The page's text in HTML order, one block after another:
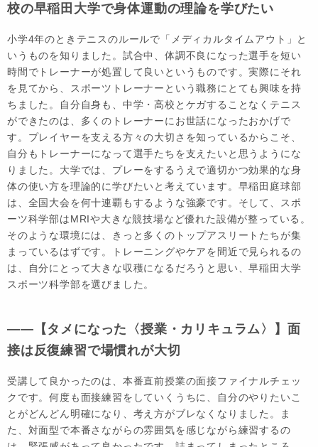
校の早稲田大学で身体運動の理論を学びたい
小学4年のときテニスのルールで「メディカルタイムアウト」と
いうものを知りました。試合中、体調不良になった選手を短い
時間でトレーナーが処置して良いというものです。実際にそれ
を見てから、スポーツトレーナーという職務にとても興味を持
ちました。自分自身も、中学・高校とケガすることなくテニス
ができたのは、多くのトレーナーにお世話になったおかげで
す。プレイヤーを支える方々の大切さを知っているからこそ、
自分もトレーナーになって選手たちを支えたいと思うようにな
りました。大学では、プレーをするうえで適切かつ効果的な身
体の使い方を理論的に学びたいと考えています。早稲田庭球部
は、全国大会を何十連覇もするような強豪です。そして、スポ
ーツ科学部はMRIや大きな競技場など優れた設備が整っている。
そのような環境には、きっと多くのトップアスリートたちが集
まっているはずです。トレーニングやケアを間近で見られるの
は、自分にとって大きな収穫になるだろうと思い、早稲田大学
スポーツ科学部を選びました。
――【タメになった〈授業・カリキュラム〉】面
接は反復練習で場慣れが大切
受講して良かったのは、本番直前授業の面接ファイナルチェッ
クです。何度も面接練習をしていくうちに、自分のやりたいこ
とがどんどん明確になり、考え方がブレなくなりました。ま
た、対面型で本番さながらの雰囲気を感じながら練習するの